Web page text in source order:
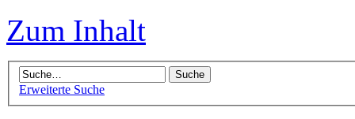
Zum Inhalt
Erweiterte Suche